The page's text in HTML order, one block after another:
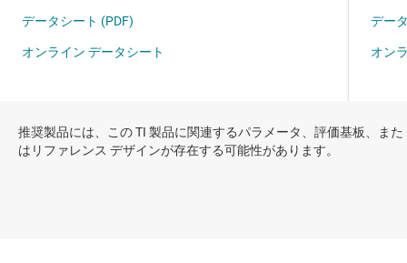
推奨製品には、この TI 製品に関連するパラメータ、評価基板、また
はリファレンス デザインが存在する可能性があります。